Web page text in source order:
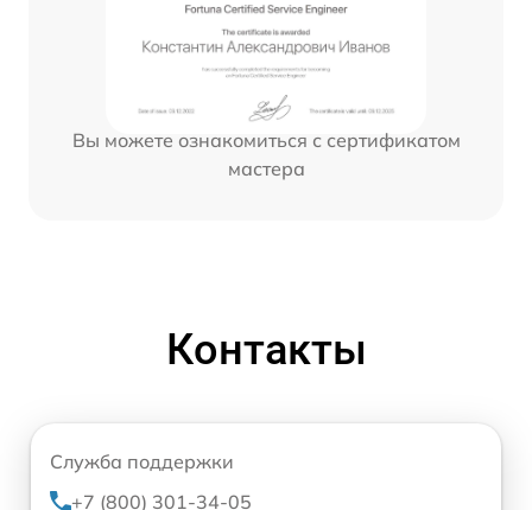
Вы можете ознакомиться с сертификатом
мастера
Контакты
Служба поддержки
+7 (800) 301-34-05